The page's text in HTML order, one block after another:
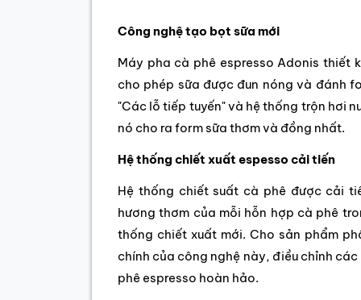
Công nghệ tạo bọt sữa mới
Máy pha cà phê espresso Adonis thiết
cho phép sữa được đun nóng và đánh
"Các lỗ tiếp tuyến" và hệ thống trộn hơi
nó cho ra form sữa thơm và đồng nhất.
Hệ thống chiết xuất espesso cải tiến
Hệ thống chiết suất cà phê được cải
hương thơm của mỗi hỗn hợp cà phê
thống chiết xuất mới. Cho sản phẩm
chính của công nghệ này, điều chỉnh
phê espresso hoàn hảo.